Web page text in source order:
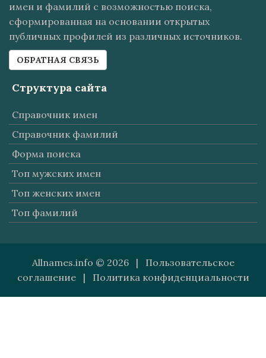
имен и фамилий с возможностью поиска,
сформированная на основании открытых
публичных профилей из различных источников.
ОБРАТНАЯ СВЯЗЬ
Структура сайта
Справочник имен
Справочник фамилий
Форма поиска
Топ мужских имен
Топ женских имен
Топ фамилий
Allnames.info © 2026 | Пользовательское
соглашение| Политика конфиденциальности